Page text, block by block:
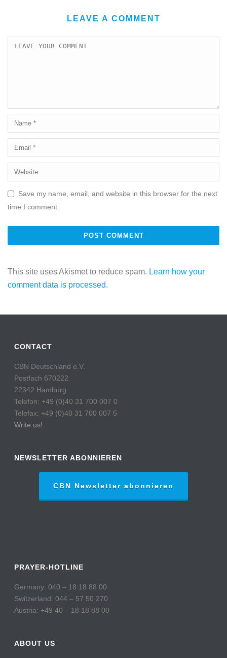
LEAVE A COMMENT
Save my name, email, and website in this browser for the next
time I comment.
This site uses Akismet to reduce spam. Learn how your
comment data is processed.
CONTACT
CBN Deutschland e.V.
Postfach 670222
22342 Hamburg
Telefon: +49 (0)40 31 700 007 0
Telefax: +49 (0)40 31 700 007 5
Write us!
NEWSLETTER ABONNIEREN
CBN Newsletter abonnieren
PRAYER-HOTLINE
Germany: 040 – 18 18 88 00
Switzerland: 044 – 57 50 270
Austria: +49 40 – 18 18 88 00
ABOUT US